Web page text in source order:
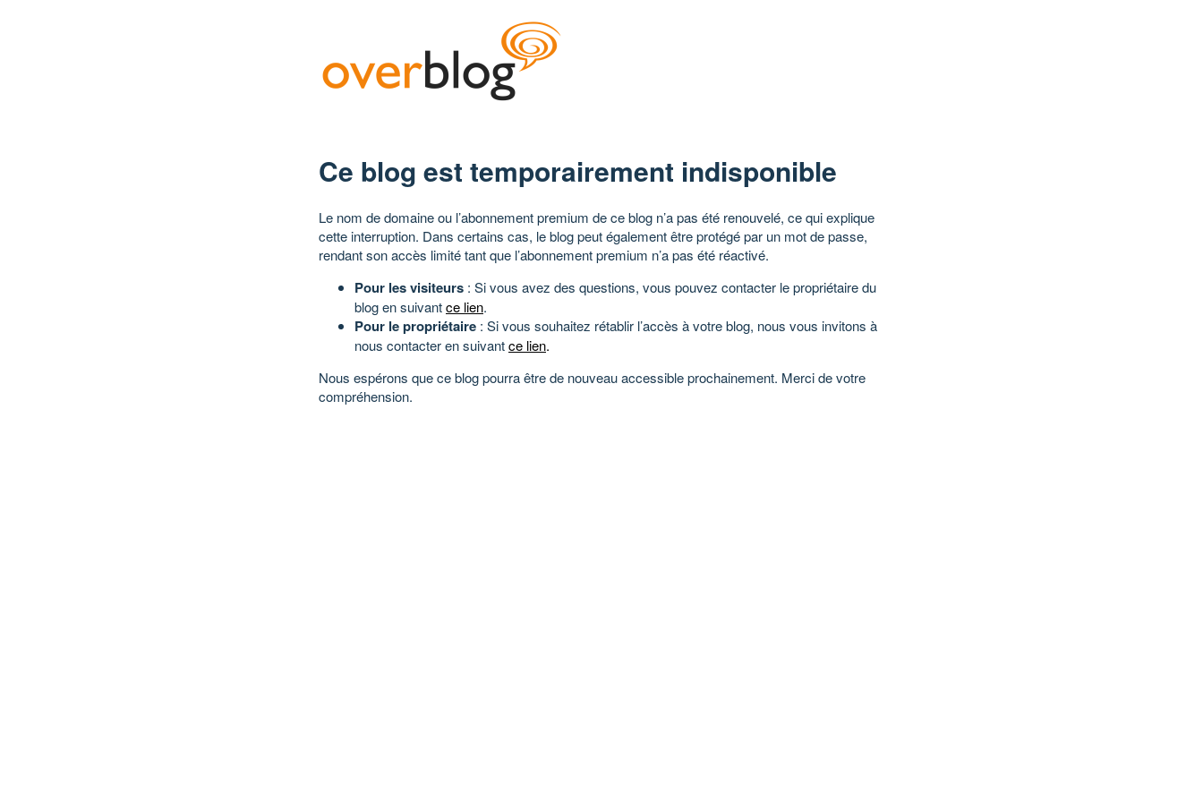
Ce blog est temporairement indisponible
Le nom de domaine ou l’abonnement premium de ce blog n’a pas été renouvelé, ce qui explique
cette interruption. Dans certains cas, le blog peut également être protégé par un mot de passe,
rendant son accès limité tant que l’abonnement premium n’a pas été réactivé.
Pour les visiteurs : Si vous avez des questions, vous pouvez contacter le propriétaire du
blog en suivantce lien.
Pour le propriétaire : Si vous souhaitez rétablir l’accès à votre blog, nous vous invitons à
nous contacter en suivantce lien.
Nous espérons que ce blog pourra être de nouveau accessible prochainement. Merci de votre
compréhension.